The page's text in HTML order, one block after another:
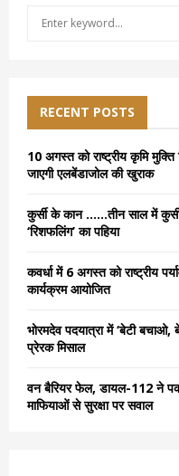
f
o
r
RECENT POSTS
10 अगस्त को राष्ट्रीय कृमि
जाएगी एलबेंडाजोल की खुराक
कुर्सी के कान ……तीन साल में
‘रिशफलिंग’ का पहिया
कवर्धा में 6 अगस्त को राष्ट्रीय
कार्यक्रम आयोजित
भोरमदेव पदयात्रा में ‘बेटी
प्रेरक मिसाल
वन बैरियर फेल, डायल-112 ने
माफियाओं से सुरक्षा पर सवाल